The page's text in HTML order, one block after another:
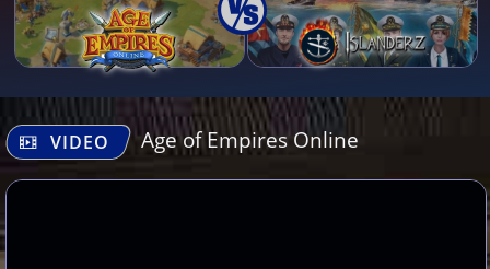
VIDEO Age of Empires Online